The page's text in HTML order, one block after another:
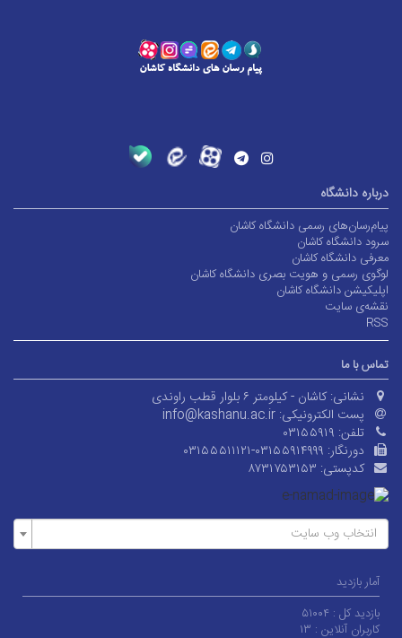
درباره دانشگاه
پیام‌رسان‌های رسمی دانشگاه کاشان
سرود دانشگاه کاشان
معرفی دانشگاه کاشان
لوگوی رسمی و هویت بصری دانشگاه کاشان
اپلیکیشن دانشگاه کاشان
نقشه‌ی سایت
RSS
تماس با ما
نشانی: کاشان - کیلومتر ۶ بلوار قطب راوندی
پست الکترونیکی: info@kashanu.ac.ir
تلفن: ۰۳۱۵۵۹۱۹
دورنگار: ۰۳۱۵۵۵۱۱۱۲۱-۰۳۱۵۵۹۱۴۹۹۹
کدپستی: ۸۷۳۱۷۵۳۱۵۳
انتخاب وب سایت
آمار بازدید
بازدید کل : ۵۱۰۰۴
کاربران آنلاین : ۱۳